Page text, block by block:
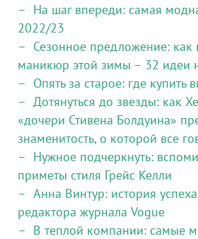
На шаг впереди: самая
2022/23
Сезонное предложение:
маникюр этой зимы – 32 идеи
Опять за старое: где купить
Дотянуться до звезды: как
«дочери Стивена Болдуина»
знаменитость, о которой все
Нужное подчеркнуть:
приметы стиля Грейс Келли
Анна Винтур: история
редактора журнала Vogue
В теплой компании: самые